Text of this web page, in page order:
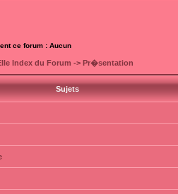
ce forum : Aucun
Index du Forum -> Pr�sentation
Sujets